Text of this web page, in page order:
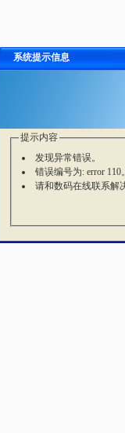
系统提示信息
提示内容
发现异常错误。
错误编号为: error 110
请和数码在线联系解